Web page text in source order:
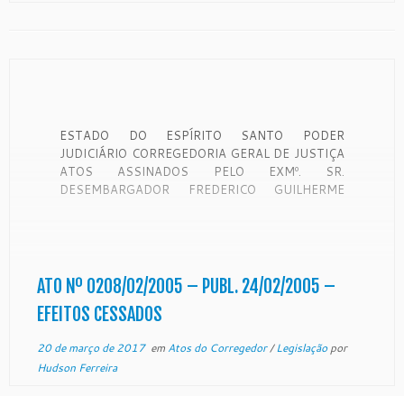
ESTADO DO ESPÍRITO SANTO PODER
JUDICIÁRIO CORREGEDORIA GERAL DE JUSTIÇA
ATOS ASSINADOS PELO EXMº. SR.
DESEMBARGADOR FREDERICO GUILHERME
ALMEIDA PEREIRA como Substituta Legal […]
ATO Nº 0208/02/2005 – PUBL. 24/02/2005 –
EFEITOS CESSADOS
20 de março de 2017em Atos do Corregedor/Legislaçãopor
Hudson Ferreira